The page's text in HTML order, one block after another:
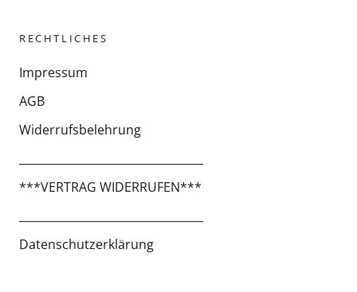
RECHTLICHES
Impressum
AGB
Widerrufsbelehrung
***VERTRAG WIDERRUFEN***
Datenschutzerklärung